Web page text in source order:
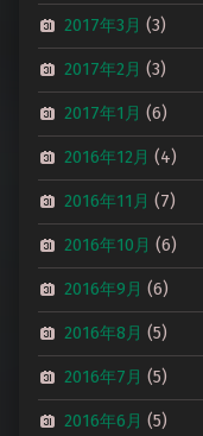
2017年3月 (3)
2017年2月 (3)
2017年1月 (6)
2016年12月 (4)
2016年11月 (7)
2016年10月 (6)
2016年9月 (6)
2016年8月 (5)
2016年7月 (5)
2016年6月 (5)